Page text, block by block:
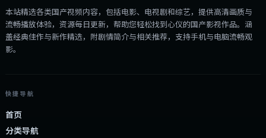
本站精选各类国产视频内容，包括电影、电视剧和综艺，提供高清画质与
流畅播放体验，资源每日更新，帮助您轻松找到心仪的国产影视作品。涵
盖经典佳作与新作精选，附剧情简介与相关推荐，支持手机与电脑流畅观
影。
快捷导航
首页
分类导航